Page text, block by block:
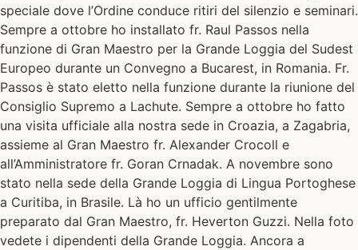
speciale dove l’Ordine conduce ritiri del silenzio e seminari.
Sempre a ottobre ho installato fr. Raul Passos nella
funzione di Gran Maestro per la Grande Loggia del Sudest
Europeo durante un Convegno a Bucarest, in Romania. Fr.
Passos è stato eletto nella funzione durante la riunione del
Consiglio Supremo a Lachute. Sempre a ottobre ho fatto
una visita ufficiale alla nostra sede in Croazia, a Zagabria,
assieme al Gran Maestro fr. Alexander Crocoll e
all’Amministratore fr. Goran Crnadak. A novembre sono
stato nella sede della Grande Loggia di Lingua Portoghese
a Curitiba, in Brasile. Là ho un ufficio gentilmente
preparato dal Gran Maestro, fr. Heverton Guzzi. Nella foto
vedete i dipendenti della Grande Loggia. Ancora a